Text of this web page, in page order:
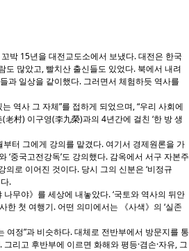
박 15년을 대전교도소에서 보냈다. 대전은 한국
많았고, 빨치산 출신들도 있었다. 북에서 내려
과 일상을 같이했다. 그러면서 체험하듯 역사를
역사 그 자체”를 접하게 되었으며, “우리 사회에
村) 이구영(李九榮)과의 4년간에 걸친 ‘한 방 생
터 그에게 강의를 맡겼다. 여기서 경제원론을 가
‘중국고전강독’도 강의했다. 감옥에서 서구 자본주
로 이어진 것이다. 당시 그의 신분은 ‘비정규
.
무야》를 세상에 내놓았다. ‘국토와 역사의 뒤안
한 첫 여행기. 어떤 의미에서는 《사색》의 ‘실존
정”과 비슷하다. 대체로 전반부에서 방문지를 통
리고 후반부에 이르면 화해와 평등·겸손·자유, 그